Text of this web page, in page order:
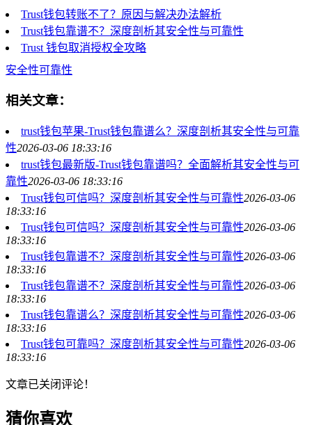
Trust钱包转账不了？原因与解决办法解析
Trust钱包靠谱不？深度剖析其安全性与可靠性
Trust 钱包取消授权全攻略
安全性可靠性
相关文章：
trust钱包苹果-Trust钱包靠谱么？深度剖析其安全性与可靠
性2026-03-06 18:33:16
trust钱包最新版-Trust钱包靠谱吗？全面解析其安全性与可
靠性2026-03-06 18:33:16
Trust钱包可信吗？深度剖析其安全性与可靠性2026-03-06
18:33:16
Trust钱包可信吗？深度剖析其安全性与可靠性2026-03-06
18:33:16
Trust钱包靠谱不？深度剖析其安全性与可靠性2026-03-06
18:33:16
Trust钱包靠谱不？深度剖析其安全性与可靠性2026-03-06
18:33:16
Trust钱包靠谱么？深度剖析其安全性与可靠性2026-03-06
18:33:16
Trust钱包可靠吗？深度剖析其安全性与可靠性2026-03-06
18:33:16
文章已关闭评论！
猜你喜欢